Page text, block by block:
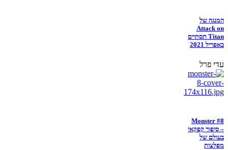
המנגה של
Attack on
Titan תסתיים
באפריל 2021
עדי פרל
Monster #8
– סיפור קפקאי
בעולם של
מפלצות